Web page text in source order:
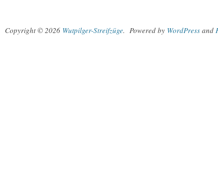
Copyright © 2026 Wutpilger-Streifzüge. Powered by WordPress and